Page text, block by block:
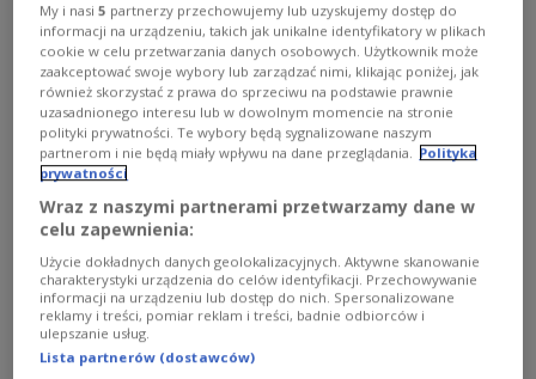
Steve Witkoff i Władimir Putin GAVRIIL GRIGOROV/AFP/East News
Witkoff – von Trump persönlich mit dem Auftrag
betraut, binnen eines Jahres den russisch-
ukrainischen Krieg zu beenden – führt Gespräche
mit Jurij Uschakow, Putins außenpolitischem
Strategen. Und er tut das mit einem Enthusiasmus,
der irgendwo zwischen unbeholfener Naivität und
vorauseilendem Pragmatismus pendelt. Seine
Ratschläge, wie man Trump zu loben habe,
erinnern an eine Mischung aus Selbsthilfebuch und
Marketinghandbuch. Nur dass es nicht um
Kundenzufriedenheit, sondern um Krieg und
My i nasi5 partnerzy przechowujemy lub uzyskujemy dostęp do
informacji na urządzeniu, takich jak unikalne identyfikatory w plikach
cookie w celu przetwarzania danych osobowych. Użytkownik może
zaakceptować swoje wybory lub zarządzać nimi, klikając poniżej, jak
również skorzystać z prawa do sprzeciwu na podstawie prawnie
uzasadnionego interesu lub w dowolnym momencie na stronie
polityki prywatności. Te wybory będą sygnalizowane naszym
partnerom i nie będą miały wpływu na dane przeglądania. Polityka
prywatności
Wraz z naszymi partnerami przetwarzamy dane w
celu zapewnienia:
Użycie dokładnych danych geolokalizacyjnych. Aktywne skanowanie
charakterystyki urządzenia do celów identyfikacji. Przechowywanie
informacji na urządzeniu lub dostęp do nich. Spersonalizowane
reklamy i treści, pomiar reklam i treści, badnie odbiorców i
ulepszanie usług.
Lista partnerów (dostawców)